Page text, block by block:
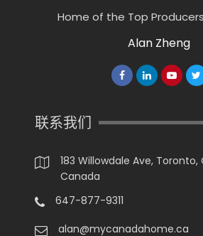
Home of the Top Producers
Alan Zheng
联系我们
183 Willowdale Ave, Toronto,
Canada
647-877-9311
alan@mycanadahome.ca